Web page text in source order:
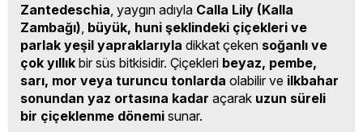
Zantedeschia , yaygın adıyla Calla Lily (Kalla
Zambağı) büyük, huni şeklindeki çiçekleri ve
parlak yeşil yapraklarıyla dikkat çeken soğanlı ve
çok yıllık bir süs bitkisidir. Çiçekleri beyaz, pembe,
sarı, mor veya turuncu tonlarda olabilir ve ilkbahar
sonundan yaz ortasına kadar açarak uzun süreli
bir çiçeklenme dönemi sunar.